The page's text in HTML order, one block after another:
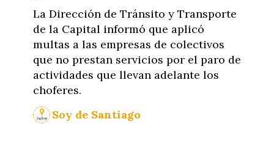
La Dirección de Tránsito y Transporte
de la Capital informó que aplicó
multas a las empresas de colectivos
que no prestan servicios por el paro de
actividades que llevan adelante los
choferes.
Soy de Santiago